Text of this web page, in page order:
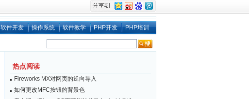
软件开发 操作系统 软件教学 PHP开发 PHP培训
热点阅读
Fireworks MX对网页的逆向导入
如何更改MFC按钮的背景色